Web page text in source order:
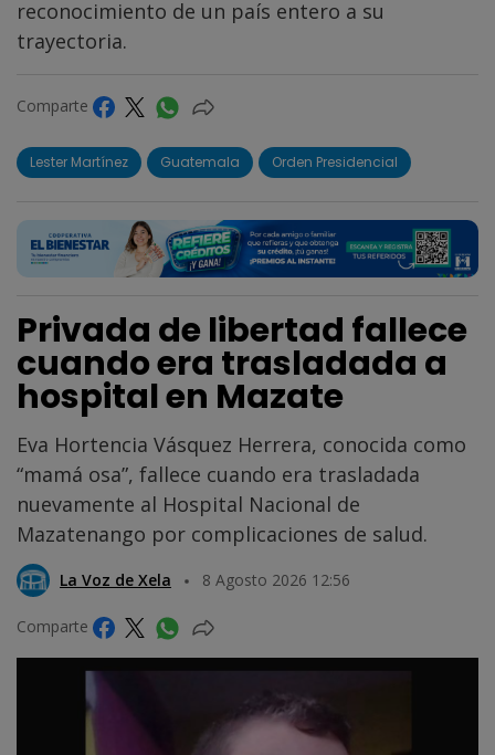
reconocimiento de un país entero a su
trayectoria.
Comparte
Lester Martínez Guatemala Orden Presidencial
Privada de libertad fallece
cuando era trasladada a
hospital en Mazate
Eva Hortencia Vásquez Herrera, conocida como
“mamá osa”, fallece cuando era trasladada
nuevamente al Hospital Nacional de
Mazatenango por complicaciones de salud.
La Voz de Xela 8 Agosto 2026 12:56
Comparte